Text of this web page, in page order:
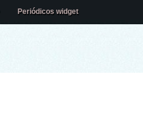
Periódicos widget